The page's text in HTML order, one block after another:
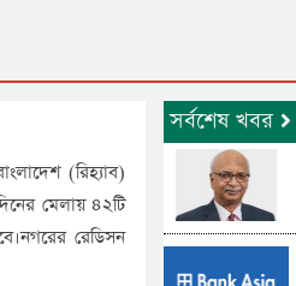
(রিহ্যাব)
মেলায় ৪২টি
রেডিসন
সর্বশেষ খবর